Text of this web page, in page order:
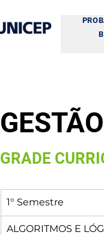
GRADE
1° Semestre
ALGORITMOS E